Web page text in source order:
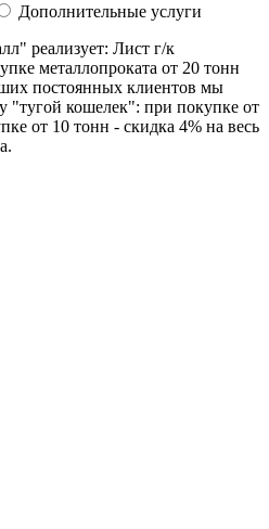
Дополнительные услуги
реализует: Лист г/к
металлопроката от 20 тонн
постоянных клиентов мы
"тугой кошелек": при покупке от
от 10 тонн - скидка 4% на весь